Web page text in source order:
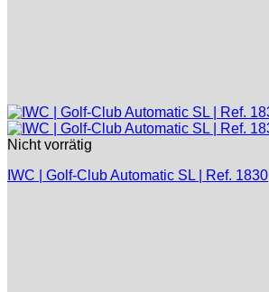
Nicht vorrätig
IWC | Golf-Club Automatic SL | Ref. 1830